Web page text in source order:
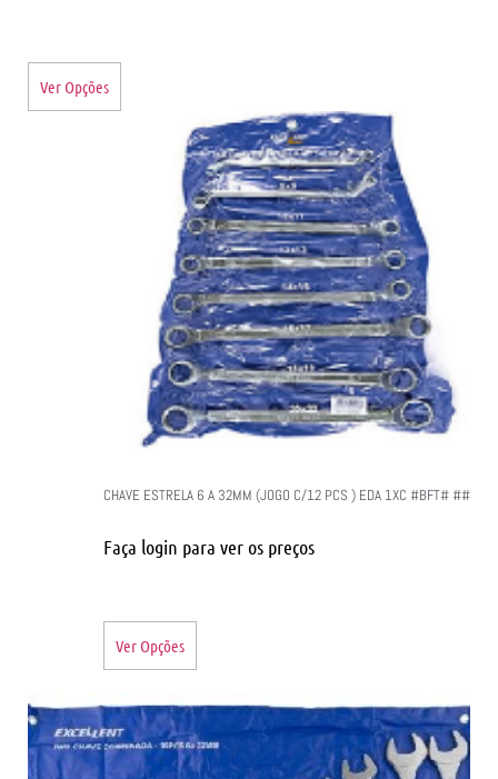
Ver Opções
CHAVE ESTRELA 6 A 32MM (JOGO C/12 PCS ) EDA 1XC #BFT# ##
Faça login para ver os preços
Ver Opções